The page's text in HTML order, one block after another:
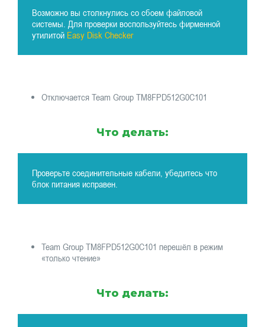
Возможно вы столкнулись со сбоем файловой
системы. Для проверки воспользуйтесь фирменной
утилитой Easy Disk Checker
Отключается Team Group TM8FPD512G0C101
Что делать:
Проверьте соединительные кабели, убедитесь что
блок питания исправен.
Team Group TM8FPD512G0C101 перешёл в режим
«только чтение»
Что делать: